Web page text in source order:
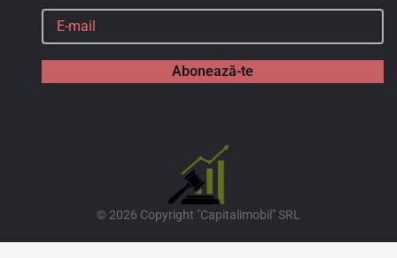
Abonează-te
© 2026 Copyright "Capitalimobil" SRL